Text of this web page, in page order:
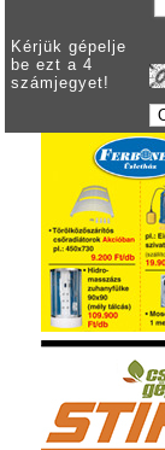
Kérjük gépelje
be ezt a 4
számjegyet!